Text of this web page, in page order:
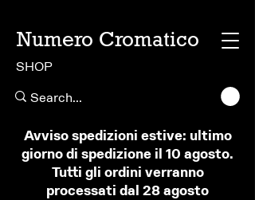
Numero Cromatico
SHOP
Avviso spedizioni estive: ultimo
giorno di spedizione il 10 agosto.
Tutti gli ordini verranno
processati dal 28 agosto